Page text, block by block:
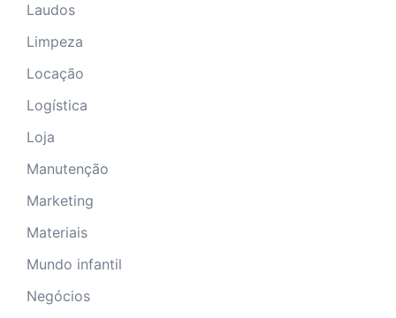
Laudos
Limpeza
Locação
Logística
Loja
Manutenção
Marketing
Materiais
Mundo infantil
Negócios